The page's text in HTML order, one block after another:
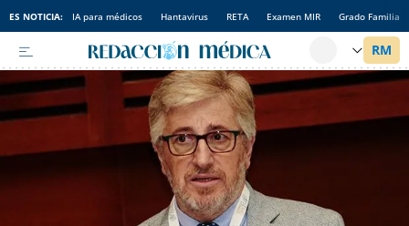
ES NOTICIA: IA para médicos Hantavirus RETA Examen MIR Grado Familia